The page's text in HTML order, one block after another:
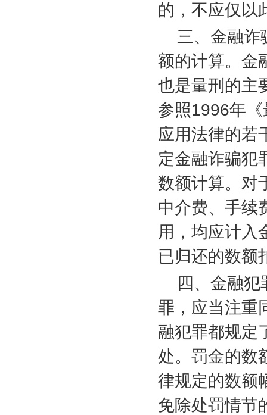
的，不应仅以
三、金融诈
额的计算。金
也是量刑的主
参照1996年《
应用法律的若
定金融诈骗犯
数额计算。对
中介费、手续
用，均应计入
已归还的数额
四、金融
罪，应当注重
融犯罪都规定
处。罚金的数
律规定的数额
免除处罚情节